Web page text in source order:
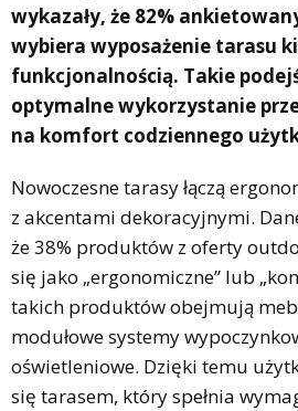
wykazały, że 82%
wybiera wyposażenie tarasu
funkcjonalnością. Takie
optymalne wykorzystanie
na komfort codziennego
Nowoczesne tarasy łączą
z akcentami dekoracyjnymi.
że 38% produktów z oferty
się jako „ergonomiczne” lub
takich produktów obejmują
modułowe systemy
oświetleniowe. Dzięki temu
się tarasem, który spełnia